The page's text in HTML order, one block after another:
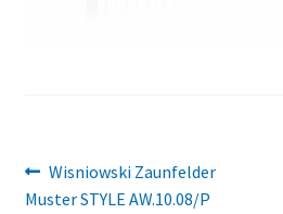
Beitragsnavigation
Vorheriger
Beitrag:
Wisniowski Zaunfelder
Muster STYLE AW.10.08/P